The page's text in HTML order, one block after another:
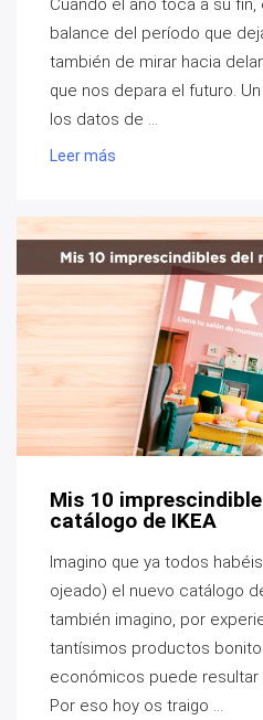
Cuando el año toca a su
balance del período que
también de mirar hacia
que nos depara el futuro.
los datos de ...
Leer más
Mis 10
catálogo de IKEA
Imagino que ya todos
ojeado) el nuevo catálogo
también imagino, por
tantísimos productos
económicos puede resultar
Por eso hoy os traigo ...